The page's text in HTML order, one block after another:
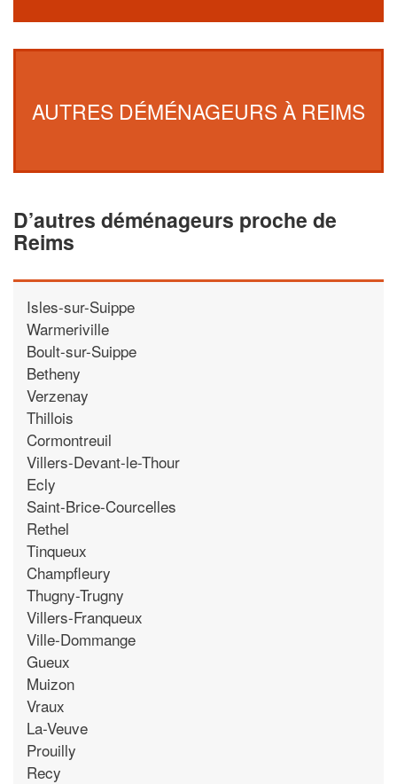
AUTRES DÉMÉNAGEURS À REIMS
D’autres déménageurs proche de
Reims
Isles-sur-Suippe
Warmeriville
Boult-sur-Suippe
Betheny
Verzenay
Thillois
Cormontreuil
Villers-Devant-le-Thour
Ecly
Saint-Brice-Courcelles
Rethel
Tinqueux
Champfleury
Thugny-Trugny
Villers-Franqueux
Ville-Dommange
Gueux
Muizon
Vraux
La-Veuve
Prouilly
Recy